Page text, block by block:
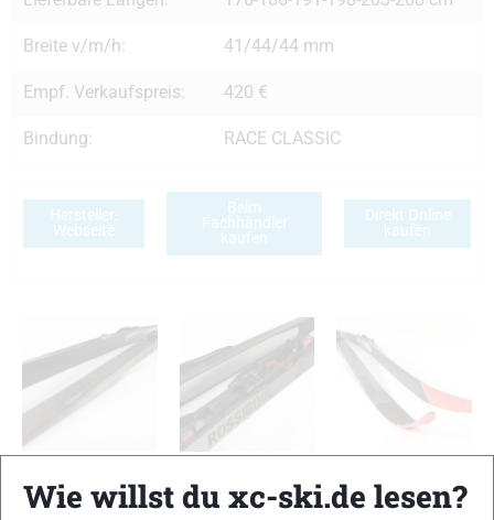
Breite v/m/h: 41/44/44 mm
Empf. Verkaufspreis: 420 €
Bindung: RACE CLASSIC
Hersteller-
Webseite
Beim
Fachhändler
kaufen
Direkt Online
kaufen
TESTERGEBNIS
Wie willst du xc-ski.de lesen?